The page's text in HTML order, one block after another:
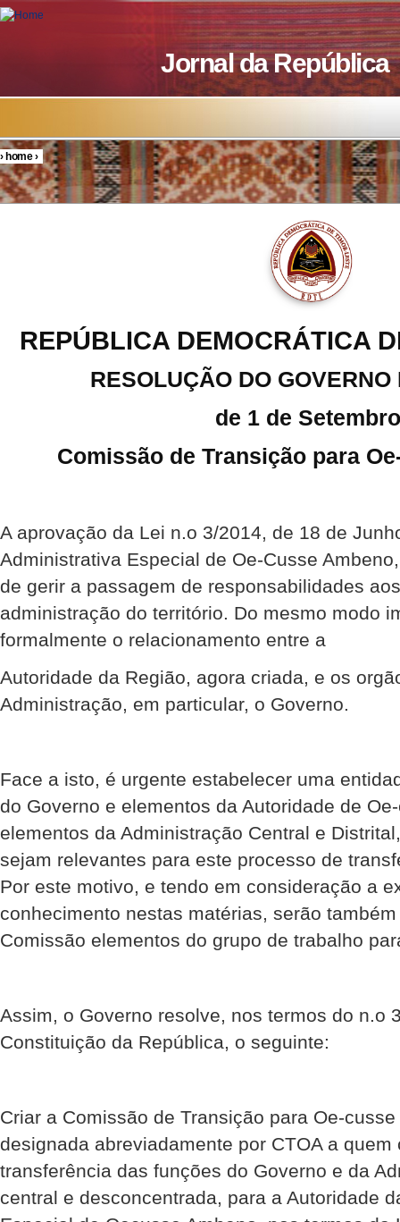
Skip to main content
Jornal da República
You are here
›home›
REPÚBLICA DEMOCRÁTICA
RESOLUÇÃO DO GOVERNO
de 1 de Setembro
Comissão de Transição para
A aprovação da Lei n.o 3/2014, de 18 de
Administrativa Especial de Oe-Cusse
de gerir a passagem de responsabilidades
administração do território. Do mesmo modo
formalmente o relacionamento entre a
Autoridade da Região, agora criada, e os
Administração, em particular, o Governo.
Face a isto, é urgente estabelecer uma
do Governo e elementos da Autoridade de
elementos da Administração Central e
sejam relevantes para este processo de
Por este motivo, e tendo em consideração a
conhecimento nestas matérias, serão
Comissão elementos do grupo de trabalho
Assim, o Governo resolve, nos termos do n.o
Constituição da República, o seguinte:
Criar a Comissão de Transição para Oe-
designada abreviadamente por CTOA a
transferência das funções do Governo e da
central e desconcentrada, para a Autoridade